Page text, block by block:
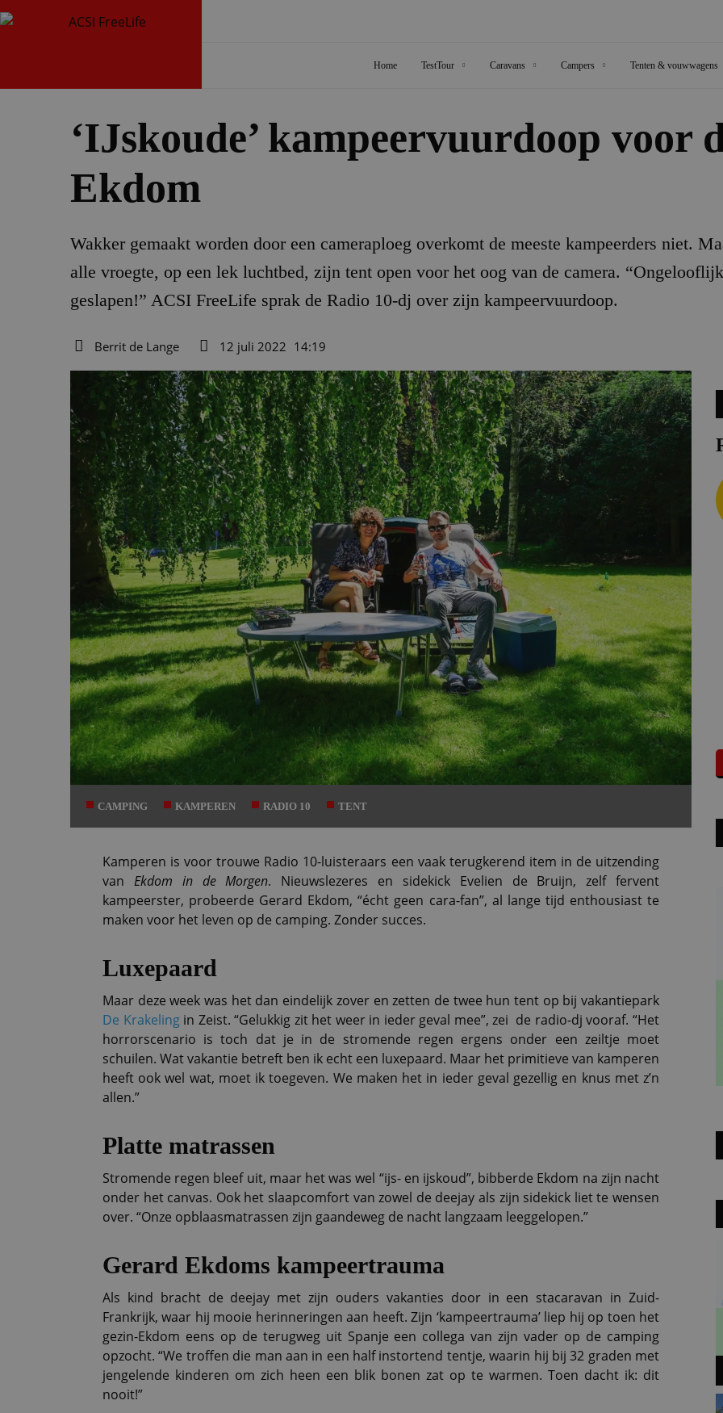
Home TestTour Caravans Campers Tenten & vouwwagens
‘IJskoude’ kampeervuurdoop voor
Ekdom
Wakker gemaakt worden door een cameraploeg overkomt de meeste kampeerders niet.
alle vroegte, op een lek luchtbed, zijn tent open voor het oog van de camera.
geslapen!” ACSI FreeLife sprak de Radio 10-dj over zijn kampeervuurdoop.
Berrit de Lange
12 juli 2022 14:19
CAMPING KAMPEREN RADIO 10 TENT
Kamperen is voor trouwe Radio 10-luisteraars een vaak terugkerend item in de uitzending
van Ekdom in de Morgen. Nieuwslezeres en sidekick Evelien de Bruijn, zelf fervent
kampeerster, probeerde Gerard Ekdom, “écht geen cara-fan”, al lange tijd enthousiast te
maken voor het leven op de camping. Zonder succes.
Luxepaard
Maar deze week was het dan eindelijk zover en zetten de twee hun tent op bij vakantiepark
De Krakelingin Zeist. “Gelukkig zit het weer in ieder geval mee”, zei de radio-dj vooraf. “Het
horrorscenario is toch dat je in de stromende regen ergens onder een zeiltje moet
schuilen. Wat vakantie betreft ben ik echt een luxepaard. Maar het primitieve van kamperen
heeft ook wel wat, moet ik toegeven. We maken het in ieder geval gezellig en knus met z’n
allen.”
Platte matrassen
Stromende regen bleef uit, maar het was wel “ijs- en ijskoud”, bibberde Ekdom na zijn nacht
onder het canvas. Ook het slaapcomfort van zowel de deejay als zijn sidekick liet te wensen
over. “Onze opblaasmatrassen zijn gaandeweg de nacht langzaam leeggelopen.”
Gerard Ekdoms kampeertrauma
Als kind bracht de deejay met zijn ouders vakanties door in een stacaravan in Zuid-
Frankrijk, waar hij mooie herinneringen aan heeft. Zijn ‘kampeertrauma’ liep hij op toen het
gezin-Ekdom eens op de terugweg uit Spanje een collega van zijn vader op de camping
opzocht. “We troffen die man aan in een half instortend tentje, waarin hij bij 32 graden met
jengelende kinderen om zich heen een blik bonen zat op te warmen. Toen dacht ik: dit
nooit!”